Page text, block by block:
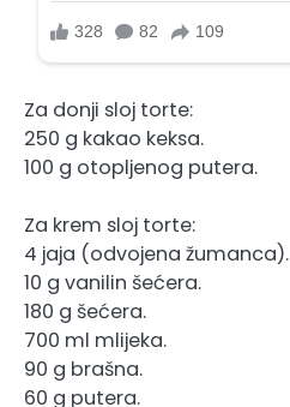
Za donji sloj torte:
250 g kakao keksa.
100 g otopljenog putera.
Za krem ​​sloj torte:
4 jaja (odvojena žumanca).
10 g vanilin šećera.
180 g šećera.
700 ml mlijeka.
90 g brašna.
60 g putera.